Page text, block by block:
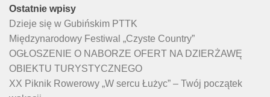
Ostatnie wpisy
Dzieje się w Gubińskim PTTK
Międzynarodowy Festiwal „Czyste Country”
OGŁOSZENIE O NABORZE OFERT NA DZIERŻAWĘ
OBIEKTU TURYSTYCZNEGO
XX Piknik Rowerowy „W sercu Łużyc” – Twój początek